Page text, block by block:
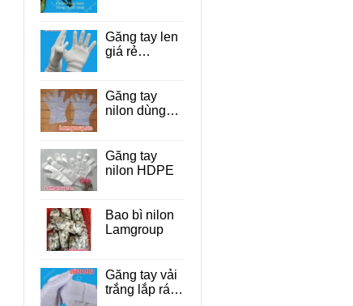
Găng tay len
giá rẻ
Găng tay
nilon dùng
Găng tay
nilon HDPE
Bao bì nilon
Lamgroup
Găng tay vải
trắng lắp ráp